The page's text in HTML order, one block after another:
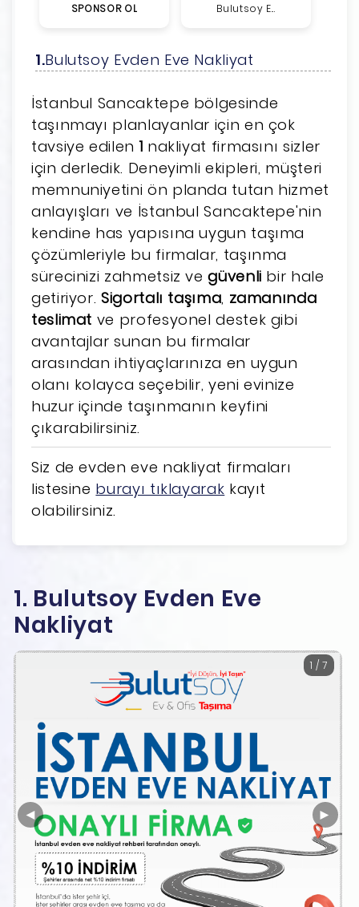
SPONSOR OL Bulutsoy E...
Bulutsoy Evden Eve Nakliyat
İstanbul Sancaktepe bölgesinde
taşınmayı planlayanlar için en çok
tavsiye edilen1 nakliyat firmasını sizler
için derledik. Deneyimli ekipleri, müşteri
memnuniyetini ön planda tutan hizmet
anlayışları ve İstanbul Sancaktepe'nin
kendine has yapısına uygun taşıma
çözümleriyle bu firmalar, taşınma
sürecinizi zahmetsiz vegüvenli bir hale
getiriyor.Sigortalı taşıma, zamanında
teslimat ve profesyonel destek gibi
avantajlar sunan bu firmalar
arasından ihtiyaçlarınıza en uygun
olanı kolayca seçebilir, yeni evinize
huzur içinde taşınmanın keyfini
çıkarabilirsiniz.
Siz de evden eve nakliyat firmaları
listesine burayı tıklayarak kayıt
olabilirsiniz.
1. Bulutsoy Evden Eve
Nakliyat
◄ ►
1 / 7